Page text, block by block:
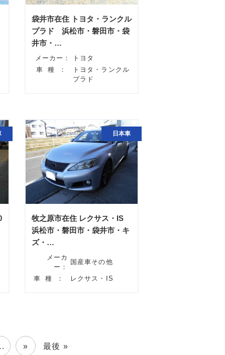
袋井市在住 トヨタ・ランクル
プラド 浜松市・磐田市・袋
井市・…
メーカー：
トヨタ
車種：
トヨタ・ランクル
プラド
日本車
牧之原市在住 レクサス・IS
浜松市・磐田市・袋井市・キ
ズ・…
メーカ
ー：
国産車その他
車種： レクサス・IS
» 最後 »